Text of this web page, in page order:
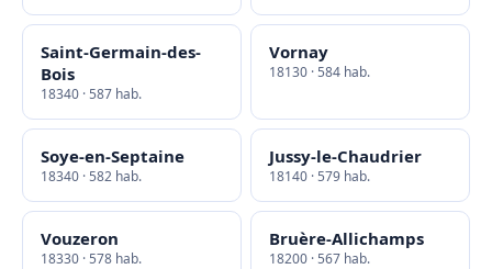
Saint-Germain-des-
Bois
18340 · 587 hab.
Vornay
18130 · 584 hab.
Soye-en-Septaine
18340 · 582 hab.
Jussy-le-Chaudrier
18140 · 579 hab.
Vouzeron
18330 · 578 hab.
Bruère-Allichamps
18200 · 567 hab.